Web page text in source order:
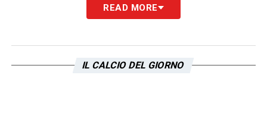
vincere se lo faremo. A centrocampo mi
della squadra, indipendentemente dalla
posizione in cui il mister mi mette».
READ MORE
IL CALCIO DEL GIORNO